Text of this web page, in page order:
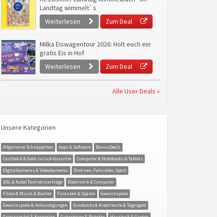
Landtag wimmelt`s
Weiterlesen
Zum Deal
Milka Eiswagentour 2026: Holt euch ein
gratis Eis in Hof
Weiterlesen
Zum Deal
Alle User Deals »
Unsere Kategorien
Allgemeine Schnäppchen Apps & Software
BonusDeals
Cashback & Geld-zurück-Garantie
Computer & Notebooks & Tablets
Digitalkameras & Videokameras
Drohnen, Fahrräder, Sport
DSL & Kabel Festnetzverträge
Elektronik & Computer
Filme & Musik & Bücher
Finanzen & Sparen
Gewinnspiele
Gewinnspiele & Ankündigungen
Girokonto & Kreditkarte & Tagesgeld